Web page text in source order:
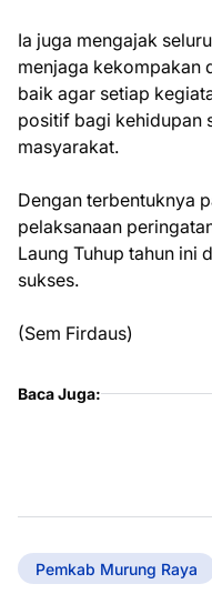
Ia juga mengajak
menjaga kekompakan
baik agar setiap
positif bagi kehidupan
masyarakat.
Dengan terbentuknya
pelaksanaan
Laung Tuhup tahun ini
sukses.
(Sem Firdaus)
Baca Juga:
Pemkab Murung Raya